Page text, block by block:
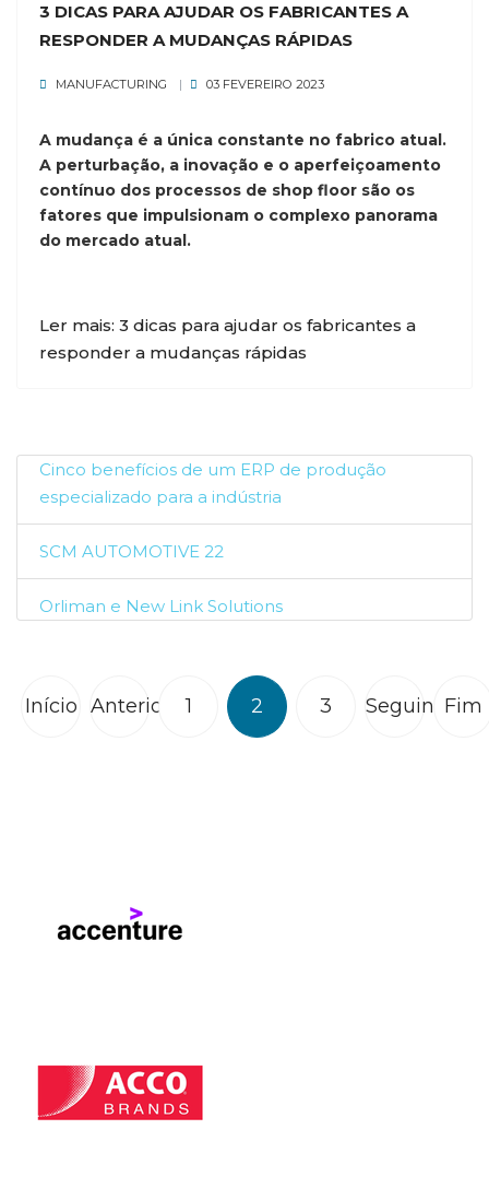
3 DICAS PARA AJUDAR OS FABRICANTES A
RESPONDER A MUDANÇAS RÁPIDAS
MANUFACTURING 03 FEVEREIRO 2023
A mudança é a única constante no fabrico atual.
A perturbação, a inovação e o aperfeiçoamento
contínuo dos processos de shop floor são os
fatores que impulsionam o complexo panorama
do mercado atual.
Ler mais: 3 dicas para ajudar os fabricantes a
responder a mudanças rápidas
Cinco benefícios de um ERP de produção
especializado para a indústria
SCM AUTOMOTIVE 22
Orliman e New Link Solutions
Início Anterior 1 2 3 SeguinteFim